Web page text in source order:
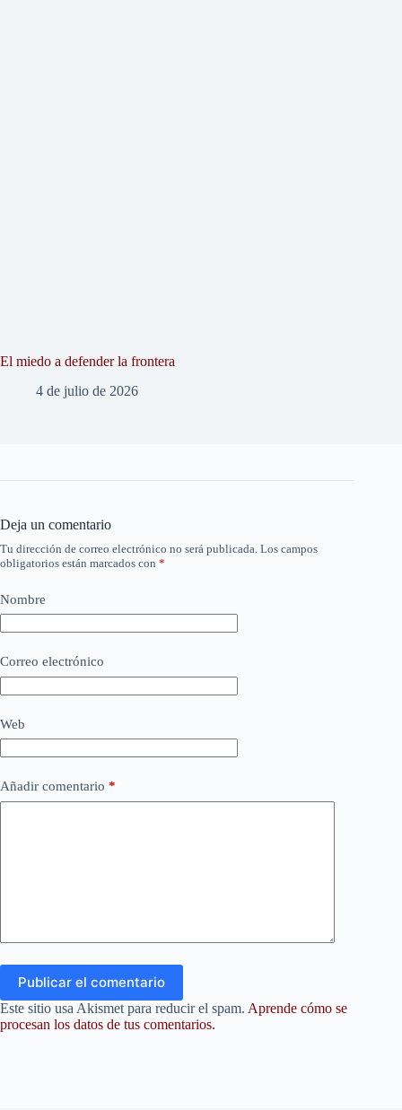
El miedo a defender la frontera
4 de julio de 2026
Deja un comentario
Tu dirección de correo electrónico no será publicada. Los campos
obligatorios están marcados con *
Nombre
Correo electrónico
Web
Añadir comentario *
Publicar el comentario
Este sitio usa Akismet para reducir el spam. Aprende cómo se
procesan los datos de tus comentarios.